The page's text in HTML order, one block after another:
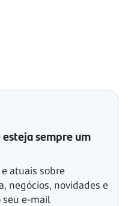
sempre um
atuais sobre
negócios, novidades e
e-mail